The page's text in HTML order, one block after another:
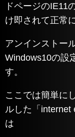
ドページのIE11
け即されて正常
アンインストー
Windows10の設
す。
ここでは簡単に
ルした「internet
は